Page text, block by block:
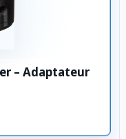
– Adaptateur